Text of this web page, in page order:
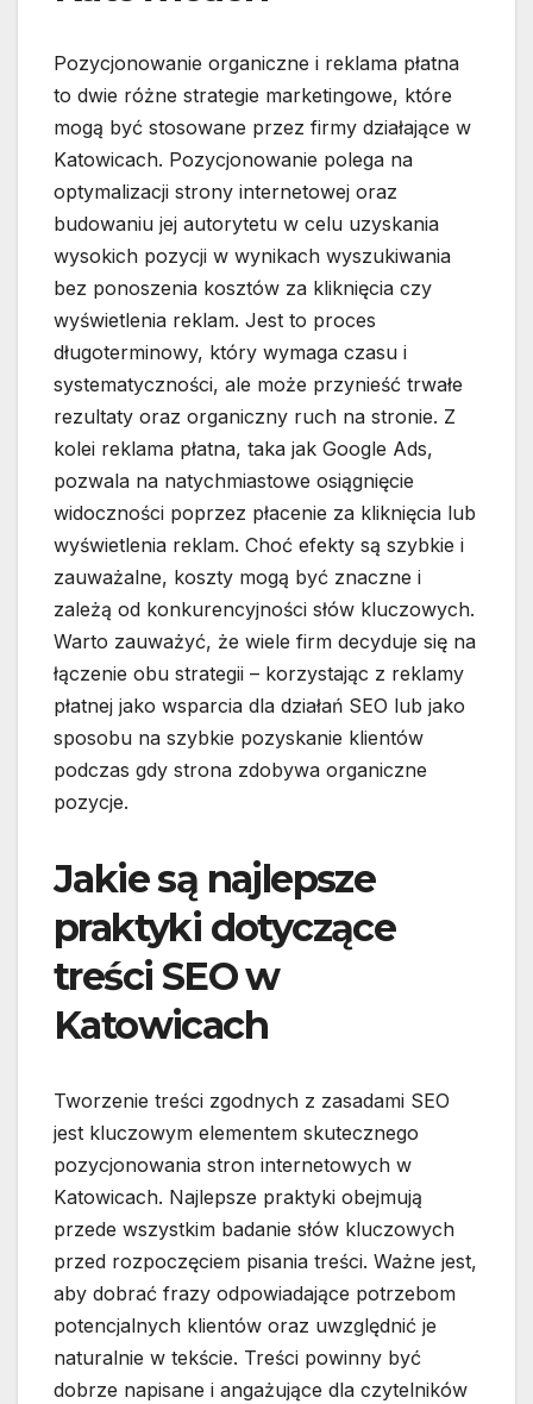
Pozycjonowanie organiczne i reklama płatna
to dwie różne strategie marketingowe, które
mogą być stosowane przez firmy działające w
Katowicach. Pozycjonowanie polega na
optymalizacji strony internetowej oraz
budowaniu jej autorytetu w celu uzyskania
wysokich pozycji w wynikach wyszukiwania
bez ponoszenia kosztów za kliknięcia czy
wyświetlenia reklam. Jest to proces
długoterminowy, który wymaga czasu i
systematyczności, ale może przynieść trwałe
rezultaty oraz organiczny ruch na stronie. Z
kolei reklama płatna, taka jak Google Ads,
pozwala na natychmiastowe osiągnięcie
widoczności poprzez płacenie za kliknięcia lub
wyświetlenia reklam. Choć efekty są szybkie i
zauważalne, koszty mogą być znaczne i
zależą od konkurencyjności słów kluczowych.
Warto zauważyć, że wiele firm decyduje się na
łączenie obu strategii – korzystając z reklamy
płatnej jako wsparcia dla działań SEO lub jako
sposobu na szybkie pozyskanie klientów
podczas gdy strona zdobywa organiczne
pozycje.
Jakie są najlepsze
praktyki dotyczące
treści SEO w
Katowicach
Tworzenie treści zgodnych z zasadami SEO
jest kluczowym elementem skutecznego
pozycjonowania stron internetowych w
Katowicach. Najlepsze praktyki obejmują
przede wszystkim badanie słów kluczowych
przed rozpoczęciem pisania treści. Ważne jest,
aby dobrać frazy odpowiadające potrzebom
potencjalnych klientów oraz uwzględnić je
naturalnie w tekście. Treści powinny być
dobrze napisane i angażujące dla czytelników